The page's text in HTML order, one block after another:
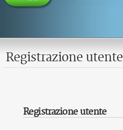
Registrazione utente
Registrazione utente